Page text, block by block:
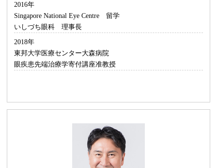
2016年
Singapore National Eye Centre 留学
いしづち眼科 理事長
2018年
東邦大学医療センター大森病院
眼疾患先端治療学寄付講座准教授